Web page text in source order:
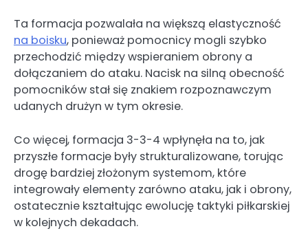
Ta formacja pozwalała na większą elastyczność
na boisku, ponieważ pomocnicy mogli szybko
przechodzić między wspieraniem obrony a
dołączaniem do ataku. Nacisk na silną obecność
pomocników stał się znakiem rozpoznawczym
udanych drużyn w tym okresie.
Co więcej, formacja 3-3-4 wpłynęła na to, jak
przyszłe formacje były strukturalizowane, torując
drogę bardziej złożonym systemom, które
integrowały elementy zarówno ataku, jak i obrony,
ostatecznie kształtując ewolucję taktyki piłkarskiej
w kolejnych dekadach.